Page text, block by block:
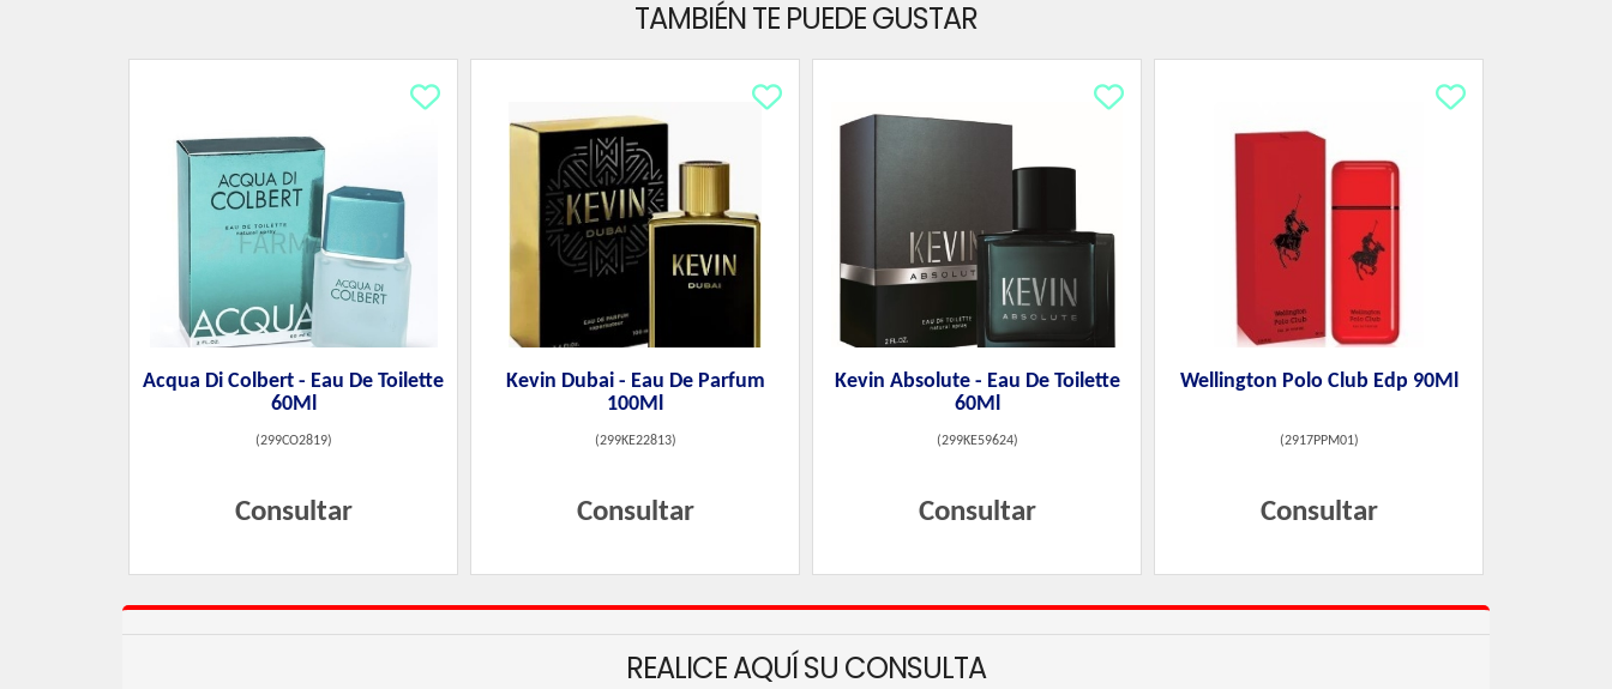
TAMBIÉN TE PUEDE GUSTAR
Acqua Di Colbert - Eau De Toilette
60Ml
(299CO2819)
Consultar
Kevin Dubai - Eau De Parfum
100Ml
(299KE22813)
Consultar
Kevin Absolute - Eau De Toilette
60Ml
(299KE59624)
Consultar
Wellington Polo Club Edp 90Ml
(2917PPM01)
Consultar
REALICE AQUÍ SU CONSULTA